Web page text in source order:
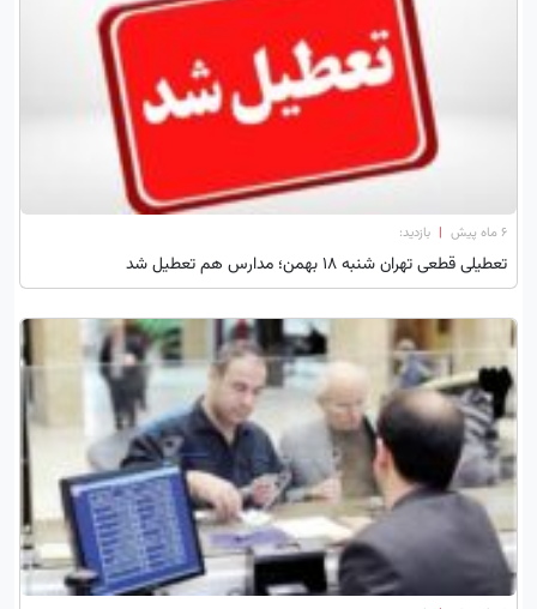
۶ ماه پیش | بازدید:
تعطیلی قطعی تهران شنبه 18 بهمن؛ مدارس هم تعطیل شد